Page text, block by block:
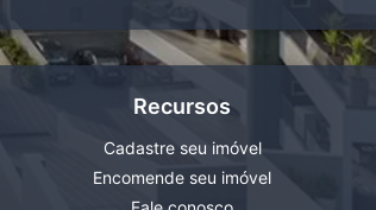
Recursos
Cadastre seu imóvel
Encomende seu imóvel